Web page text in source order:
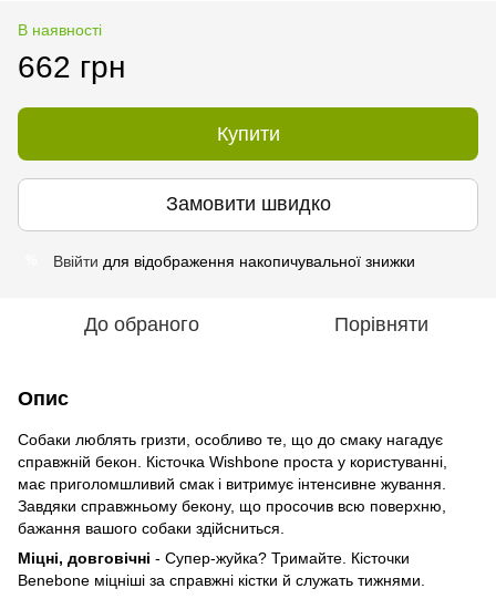
В наявності
662 грн
Купити
Замовити швидко
Ввійти для відображення накопичувальної знижки
До обраного Порівняти
Опис
Собаки люблять гризти, особливо те, що до смаку нагадує
справжній бекон. Кісточка Wishbone проста у користуванні,
має приголомшливий смак і витримує інтенсивне жування.
Завдяки справжньому бекону, що просочив всю поверхню,
бажання вашого собаки здійсниться.
Міцні, довговічні - Супер-жуйка? Тримайте. Кісточки
Benebone міцніші за справжні кістки й служать тижнями.